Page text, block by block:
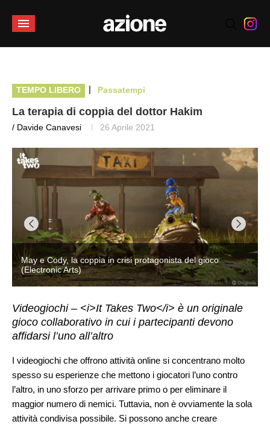
TEMPO LIBERO | Passatempi
La terapia di coppia del dottor Hakim
/ Davide Canavesi 26 Aprile 2021
May e Cody, la coppia in crisi protagonista del gioco
(Electronic Arts)
Videogiochi – <i>It Takes Two</i> è un originale
gioco collaborativo in cui i partecipanti devono
affidarsi l’uno all’altro
I videogiochi che offrono attività online si concentrano molto
spesso su esperienze che mettono i giocatori l’uno contro
l’altro, in uno sforzo per arrivare primo o per eliminare il
maggior numero di nemici. Tuttavia, non è ovviamente la sola
attività condivisa possibile. Si possono anche creare